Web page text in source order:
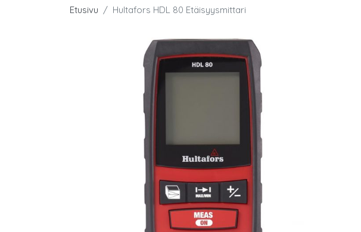
Etusivu Hultafors HDL 80 Etäisyysmittari